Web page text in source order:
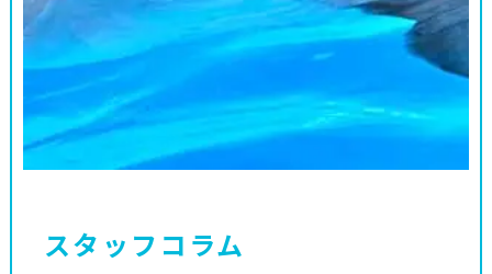
スタッフコラム